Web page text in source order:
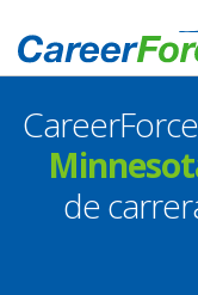
to
main
content
de